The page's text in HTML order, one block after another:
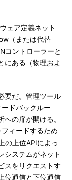
ェア定義ネット
（または代替
コントローラーと
にある（物理およ
要だ。管理ツール
ドバックルー
の扉が開ける。
ィードするため
の上位APIによっ
システムがネット
スをリクエストす
位通信と下位通信